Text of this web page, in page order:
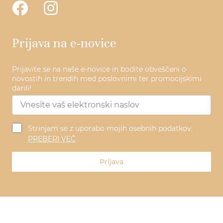
Prijava na e-novice
Prijavite se na naše e-novice in bodite obveščeni o
novostih in trendih med poslovnimi ter promocijskimi
darili!
Strinjam se z uporabo mojih osebnih podatkov.
PREBERI VEČ
Prijava